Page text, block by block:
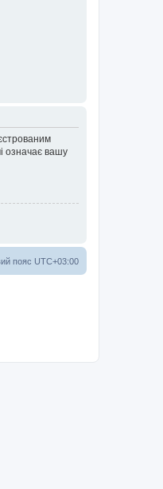
означає вашу
пояс UTC+03:00